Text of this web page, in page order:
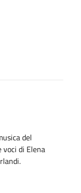
del
di Elena